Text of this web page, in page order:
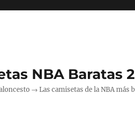
NBA Baratas
→ Las camisetas de la NBA más